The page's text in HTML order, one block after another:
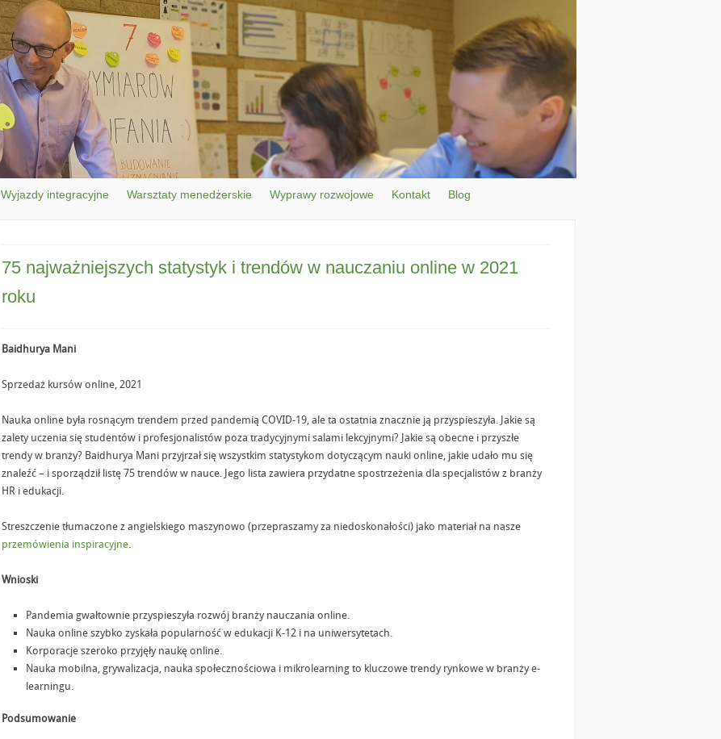
Wyjazdy integracyjne Warsztaty menedżerskie Wyprawy rozwojowe Kontakt Blog
75 najważniejszych statystyk i trendów w nauczaniu online w 2021
roku
Baidhurya Mani
Sprzedaż kursów online, 2021
Nauka online była rosnącym trendem przed pandemią COVID-19, ale ta ostatnia znacznie ją przyspieszyła. Jakie są
zalety uczenia się studentów i profesjonalistów poza tradycyjnymi salami lekcyjnymi? Jakie są obecne i przyszłe
trendy w branży? Baidhurya Mani przyjrzał się wszystkim statystykom dotyczącym nauki online, jakie udało mu się
znaleźć – i sporządził listę 75 trendów w nauce. Jego lista zawiera przydatne spostrzeżenia dla specjalistów z branży
HR i edukacji.
Streszczenie tłumaczone z angielskiego maszynowo (przepraszamy za niedoskonałości) jako materiał na nasze
przemówienia inspiracyjne.
Wnioski
Pandemia gwałtownie przyspieszyła rozwój branży nauczania online.
Nauka online szybko zyskała popularność w edukacji K-12 i na uniwersytetach.
Korporacje szeroko przyjęły naukę online.
Nauka mobilna, grywalizacja, nauka społecznościowa i mikrolearning to kluczowe trendy rynkowe w branży e-
learningu.
Podsumowanie